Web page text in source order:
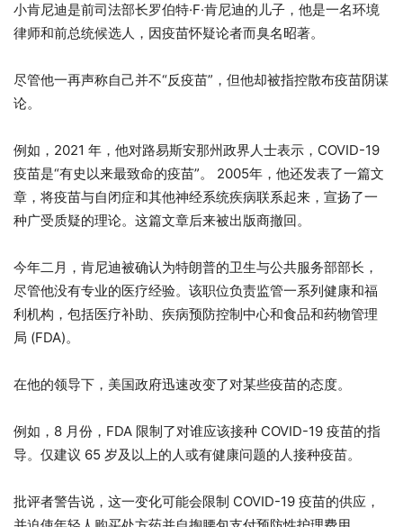
小肯尼迪是前司法部长罗伯特·F·肯尼迪的儿子，他是一名环境
律师和前总统候选人，因疫苗怀疑论者而臭名昭著。
尽管他一再声称自己并不“反疫苗”，但他却被指控散布疫苗阴谋
论。
例如，2021 年，他对路易斯安那州政界人士表示，COVID-19
疫苗是“有史以来最致命的疫苗”。 2005年，他还发表了一篇文
章，将疫苗与自闭症和其他神经系统疾病联系起来，宣扬了一
种广受质疑的理论。这篇文章后来被出版商撤回。
今年二月，肯尼迪被确认为特朗普的卫生与公共服务部部长，
尽管他没有专业的医疗经验。该职位负责监管一系列健康和福
利机构，包括医疗补助、疾病预防控制中心和食品和药物管理
局 (FDA)。
在他的领导下，美国政府迅速改变了对某些疫苗的态度。
例如，8 月份，FDA 限制了对谁应该接种 COVID-19 疫苗的指
导。仅建议 65 岁及以上的人或有健康问题的人接种疫苗。
批评者警告说，这一变化可能会限制 COVID-19 疫苗的供应，